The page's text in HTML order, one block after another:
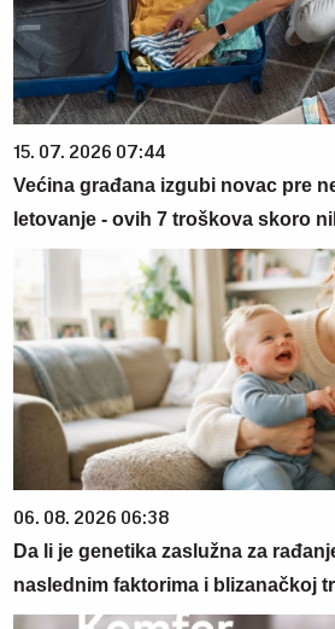
15. 07. 2026 07:44
Većina građana izgubi novac pre
letovanje - ovih 7 troškova skoro
06. 08. 2026 06:38
Da li je genetika zaslužna za
naslednim faktorima i blizanačkoj